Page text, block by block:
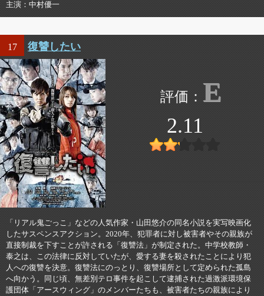
主演
中村優一
17 復讐したい
E
2.11
「リアル鬼ごっこ」などの人気作家・山田悠介の同名小説を実写映画化
したサスペンスアクション。2020年、犯罪者に対し被害者やその親族が
直接制裁を下すことが許される「復讐法」が制定された。中学校教師・
泰之は、この法律に反対していたが、愛する妻を殺されたことにより犯
人への復讐を決意。復讐法にのっとり、復讐場所として定められた孤島
へ向かう。同じ頃、無差別テロ事件を起こして逮捕された過激派環境保
護団体「アースウィング」のメンバーたちも、被害者たちの親族により